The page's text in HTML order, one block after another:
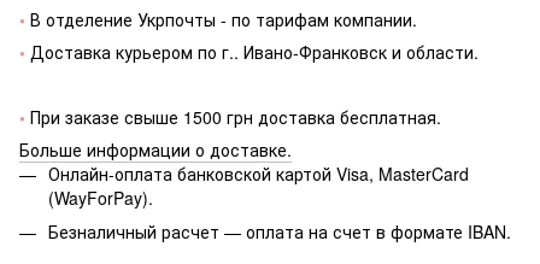
• В отделение Укрпочты - по тарифам компании.
• Доставка курьером по г.. Ивано-Франковск и области.
• При заказе свыше 1500 грн доставка бесплатная.
Больше информации о доставке.
Онлайн-оплата банковской картой Visa, MasterCard
(WayForPay).
Безналичный расчет — оплата на счет в формате IBAN.